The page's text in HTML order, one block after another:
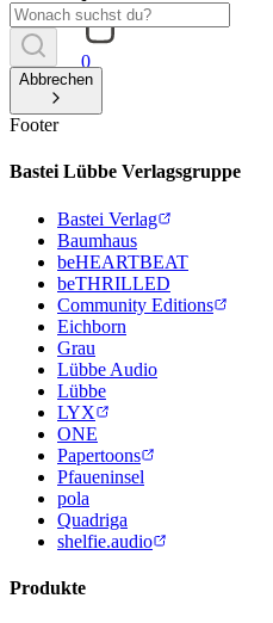
0
Abbrechen
Footer
Bastei Lübbe Verlagsgruppe
Bastei Verlag
Baumhaus
beHEARTBEAT
beTHRILLED
Community Editions
Eichborn
Grau
Lübbe Audio
Lübbe
LYX
ONE
Papertoons
Pfaueninsel
pola
Quadriga
shelfie.audio
Produkte